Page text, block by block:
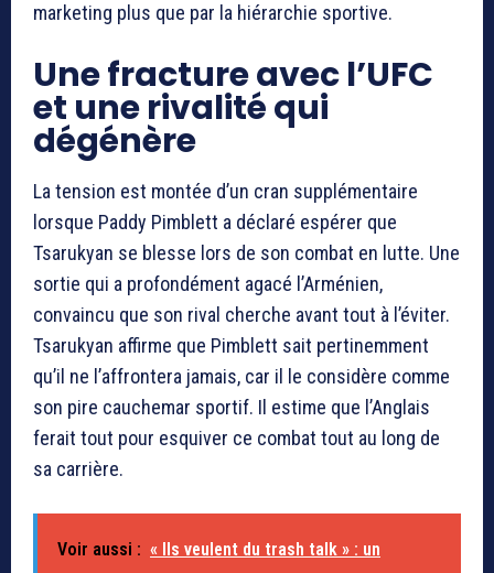
marketing plus que par la hiérarchie sportive.
Une fracture avec l’UFC
et une rivalité qui
dégénère
La tension est montée d’un cran supplémentaire
lorsque Paddy Pimblett a déclaré espérer que
Tsarukyan se blesse lors de son combat en lutte. Une
sortie qui a profondément agacé l’Arménien,
convaincu que son rival cherche avant tout à l’éviter.
Tsarukyan affirme que Pimblett sait pertinemment
qu’il ne l’affrontera jamais, car il le considère comme
son pire cauchemar sportif. Il estime que l’Anglais
ferait tout pour esquiver ce combat tout au long de
sa carrière.
Voir aussi : « Ils veulent du trash talk » : un